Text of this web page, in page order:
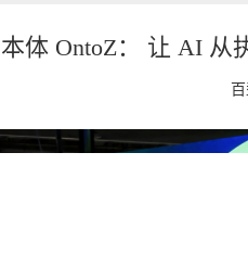
本体 OntoZ： 让 AI 从